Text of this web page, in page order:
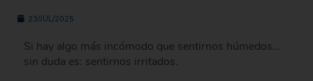
23/JUL/2025
Si hay algo más incómodo que sentirnos húmedos…
sin duda es: sentirnos irritados.